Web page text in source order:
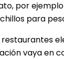
por
para
restaurantes
vaya en